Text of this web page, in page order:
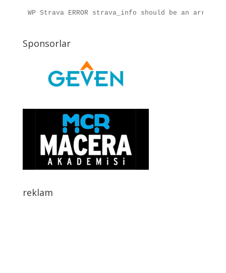
WP Strava ERROR strava_info should be an
Sponsorlar
reklam